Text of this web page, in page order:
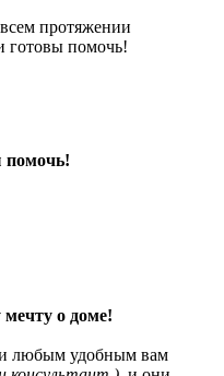
протяжении
готовы помочь!
помочь!
о доме!
любым удобным вам